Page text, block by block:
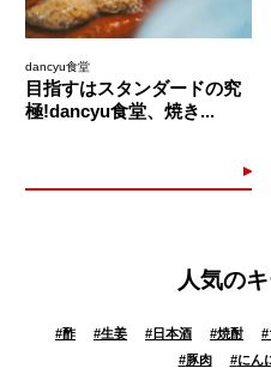
dancyu食堂
目指すはスタンダードの究
極!dancyu食堂、焼き...
人気の
#酢 #生姜 #日本酒 #焼酎 #
#豚肉 #にん